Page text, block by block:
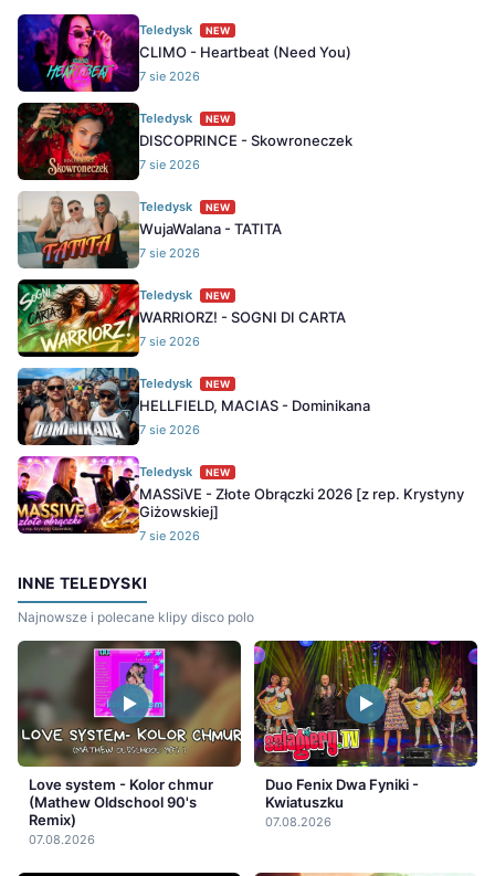
Teledysk NEW
CLIMO - Heartbeat (Need You)
7 sie 2026
Teledysk NEW
DISCOPRINCE - Skowroneczek
7 sie 2026
Teledysk NEW
WujaWalana - TATITA
7 sie 2026
Teledysk NEW
WARRIORZ! - SOGNI DI CARTA
7 sie 2026
Teledysk NEW
HELLFIELD, MACIAS - Dominikana
7 sie 2026
Teledysk NEW
MASSiVE - Złote Obrączki 2026 [z rep. Krystyny
Giżowskiej]
7 sie 2026
INNE TELEDYSKI
Najnowsze i polecane klipy disco polo
Love system - Kolor chmur
(Mathew Oldschool 90's
Remix)
07.08.2026
Duo Fenix Dwa Fyniki -
Kwiatuszku
07.08.2026